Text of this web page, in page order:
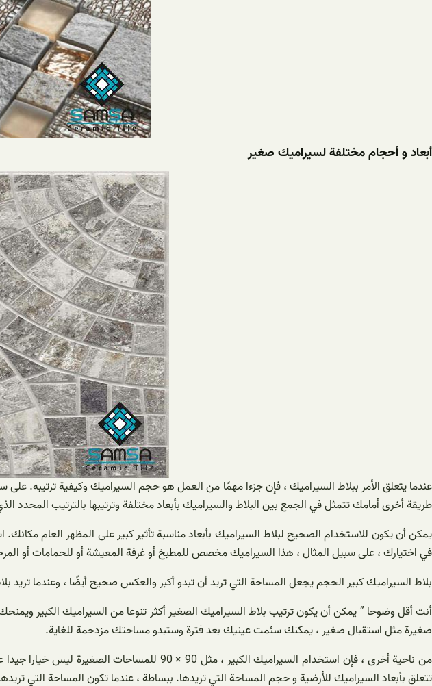
أبعاد و أحجام مختلفة لسيراميك صغير
عندما يتعلق الأمر ببلاط السيراميك ، فإن جزءا مهمًا من العمل هو حجم السيراميك وكيفية ترتيبه.
طريقة أخرى أمامك تتمثل في الجمع بين البلاط والسيراميك بأبعاد مختلفة وترتيبها بالترتيب المحدد
يمكن أن يكون للاستخدام الصحيح لبلاط السيراميك بأبعاد مناسبة تأثير كبير على المظهر العام
في اختيارك ، على سبيل المثال ، هذا السيراميك مخصص للمطبخ أو غرفة المعيشة أو للحمامات أو
بلاط السيراميك كبير الحجم يجعل المساحة التي تريد أن تبدو أكبر والعكس صحيح أيضًا ، وعندما تريد
صغيرة مثل استقبال صغير ، يمكنك سئمت عينيك بعد فترة وستبدو مساحتك مزدحمة للغاية.
من ناحية أخرى ، فإن استخدام السيراميك الكبير
تتعلق بأبعاد السيراميك للأرضية و حجم المساحة التي تريدها. ببساطة ، عندما تكون المساحة التي